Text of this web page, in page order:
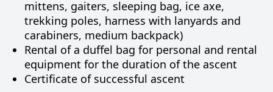
mittens, gaiters, sleeping bag, ice axe,
trekking poles, harness with lanyards and
carabiners, medium backpack)
Rental of a duffel bag for personal and rental
equipment for the duration of the ascent
Certificate of successful ascent